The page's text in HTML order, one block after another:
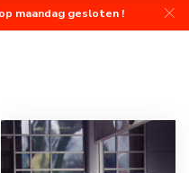
maandag gesloten !